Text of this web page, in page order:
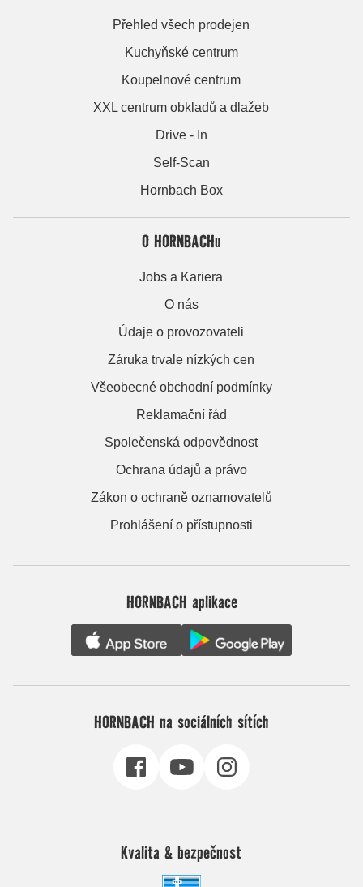
Přehled všech prodejen
Kuchyňské centrum
Koupelnové centrum
XXL centrum obkladů a dlažeb
Drive - In
Self-Scan
Hornbach Box
O HORNBACHu
Jobs a Kariera
O nás
Údaje o provozovateli
Záruka trvale nízkých cen
Všeobecné obchodní podmínky
Reklamační řád
Společenská odpovědnost
Ochrana údajů a právo
Zákon o ochraně oznamovatelů
Prohlášení o přístupnosti
HORNBACH aplikace
HORNBACH na sociálních sítích
Kvalita & bezpečnost